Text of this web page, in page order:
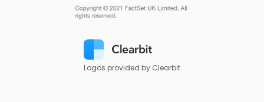
Logos provided by Clearbit